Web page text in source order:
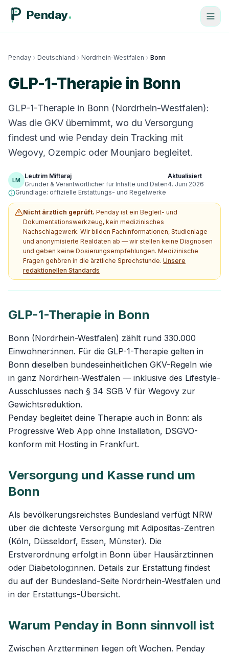
Penday
Penday Deutschland Nordrhein-Westfalen Bonn
GLP-1-Therapie in Bonn
GLP-1-Therapie in Bonn (Nordrhein-Westfalen):
Was die GKV übernimmt, wo du Versorgung
findest und wie Penday dein Tracking mit
Wegovy, Ozempic oder Mounjaro begleitet.
LM
Leutrim Miftaraj
Gründer & Verantwortlicher für Inhalte und Daten
Aktualisiert
4. Juni 2026
Grundlage: offizielle Erstattungs- und Regelwerke
Nicht ärztlich geprüft. Penday ist ein Begleit- und
Dokumentationswerkzeug, kein medizinisches
Nachschlagewerk. Wir bilden Fachinformationen, Studienlage
und anonymisierte Realdaten ab — wir stellen keine Diagnosen
und geben keine Dosierungsempfehlungen. Medizinische
Fragen gehören in die ärztliche Sprechstunde. Unsere
redaktionellen Standards
GLP-1-Therapie in Bonn
Bonn (Nordrhein-Westfalen) zählt rund 330.000
Einwohner:innen. Für die GLP-1-Therapie gelten in
Bonn dieselben bundeseinheitlichen GKV-Regeln wie
in ganz Nordrhein-Westfalen — inklusive des Lifestyle-
Ausschlusses nach § 34 SGB V für Wegovy zur
Gewichtsreduktion.
Penday begleitet deine Therapie auch in Bonn: als
Progressive Web App ohne Installation, DSGVO-
konform mit Hosting in Frankfurt.
Versorgung und Kasse rund um
Bonn
Als bevölkerungsreichstes Bundesland verfügt NRW
über die dichteste Versorgung mit Adipositas-Zentren
(Köln, Düsseldorf, Essen, Münster). Die
Erstverordnung erfolgt in Bonn über Hausärzt:innen
oder Diabetolog:innen. Details zur Erstattung findest
du auf der Bundesland-Seite Nordrhein-Westfalen und
in der Erstattungs-Übersicht.
Warum Penday in Bonn sinnvoll ist
Zwischen Arztterminen liegen oft Wochen. Penday